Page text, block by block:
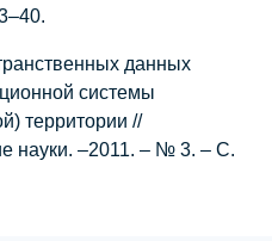
данных
системы
территории //
науки. –2011. – № 3. – С.